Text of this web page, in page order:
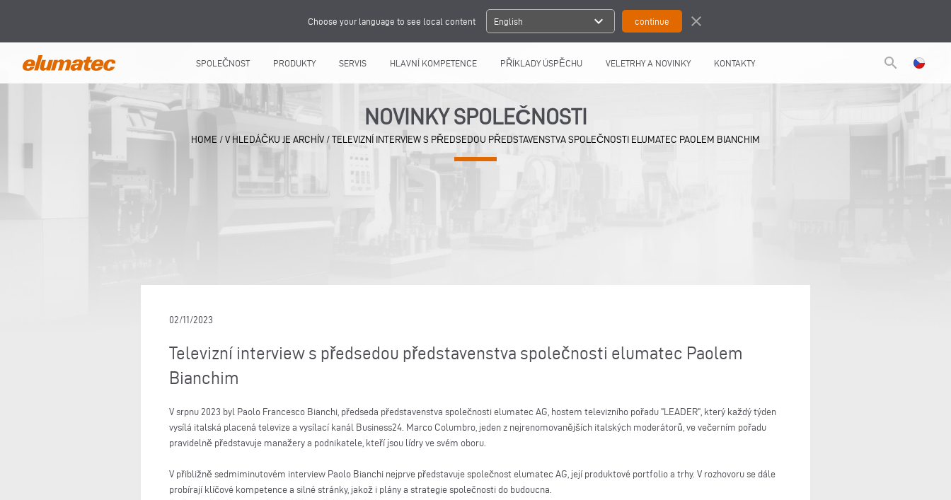
Choose your language to see local content English expand_more close
SPOLEČNOST PRODUKTY SERVIS HLAVNÍ KOMPETENCE PŘÍKLADY ÚSPĚCHU VELETRHY A NOVINKY KONTAKTY search
NOVINKY SPOLEČNOSTI
HOME / V HLEDÁČKU JE ARCHÍV / TELEVIZNÍ INTERVIEW S PŘEDSEDOU PŘEDSTAVENSTVA SPOLEČNOSTI ELUMATEC PAOLEM BIANCHIM
02/11/2023
Televizní interview s předsedou představenstva společnosti elumatec Paolem
Bianchim
V srpnu 2023 byl Paolo Francesco Bianchi, předseda představenstva společnosti elumatec AG, hostem televizního pořadu "LEADER", který každý týden
vysílá italská placená televize a vysílací kanál Business24. Marco Columbro, jeden z nejrenomovanějších italských moderátorů, ve večerním pořadu
pravidelně představuje manažery a podnikatele, kteří jsou lídry ve svém oboru.
V přibližně sedmiminutovém interview Paolo Bianchi nejprve představuje společnost elumatec AG, její produktové portfolio a trhy. V rozhovoru se dále
probírají klíčové kompetence a silné stránky, jakož i plány a strategie společnosti do budoucna.